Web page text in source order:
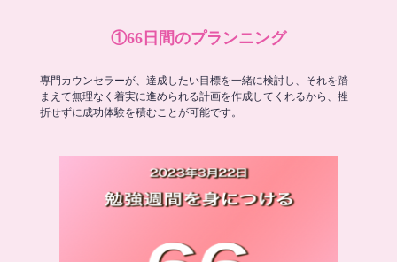
①66日間のプランニング
専門カウンセラーが、達成したい目標を一緒に検討し、それを踏
まえて無理なく着実に進められる計画を作成してくれるから、挫
折せずに成功体験を積むことが可能です。